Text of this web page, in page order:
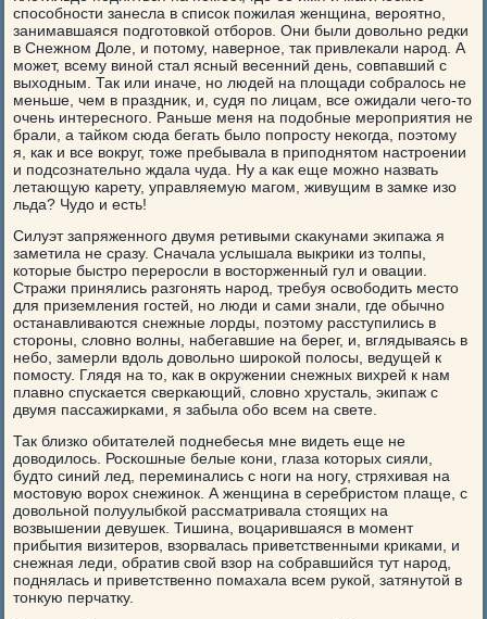
способности занесла в список пожилая женщина, вероятно,
занимавшаяся подготовкой отборов. Они были довольно редки
в Снежном Доле, и потому, наверное, так привлекали народ. А
может, всему виной стал ясный весенний день, совпавший с
выходным. Так или иначе, но людей на площади собралось не
меньше, чем в праздник, и, судя по лицам, все ожидали чего-то
очень интересного. Раньше меня на подобные мероприятия не
брали, а тайком сюда бегать было попросту некогда, поэтому
я, как и все вокруг, тоже пребывала в приподнятом настроении
и подсознательно ждала чуда. Ну а как еще можно назвать
летающую карету, управляемую магом, живущим в замке изо
льда? Чудо и есть!
Силуэт запряженного двумя ретивыми скакунами экипажа я
заметила не сразу. Сначала услышала выкрики из толпы,
которые быстро переросли в восторженный гул и овации.
Стражи принялись разгонять народ, требуя освободить место
для приземления гостей, но люди и сами знали, где обычно
останавливаются снежные лорды, поэтому расступились в
стороны, словно волны, набегавшие на берег, и, вглядываясь в
небо, замерли вдоль довольно широкой полосы, ведущей к
помосту. Глядя на то, как в окружении снежных вихрей к нам
плавно спускается сверкающий, словно хрусталь, экипаж с
двумя пассажирками, я забыла обо всем на свете.
Так близко обитателей поднебесья мне видеть еще не
доводилось. Роскошные белые кони, глаза которых сияли,
будто синий лед, переминались с ноги на ногу, стряхивая на
мостовую ворох снежинок. А женщина в серебристом плаще, с
довольной полуулыбкой рассматривала стоящих на
возвышении девушек. Тишина, воцарившаяся в момент
прибытия визитеров, взорвалась приветственными криками, и
снежная леди, обратив свой взор на собравшийся тут народ,
поднялась и приветственно помахала всем рукой, затянутой в
тонкую перчатку.